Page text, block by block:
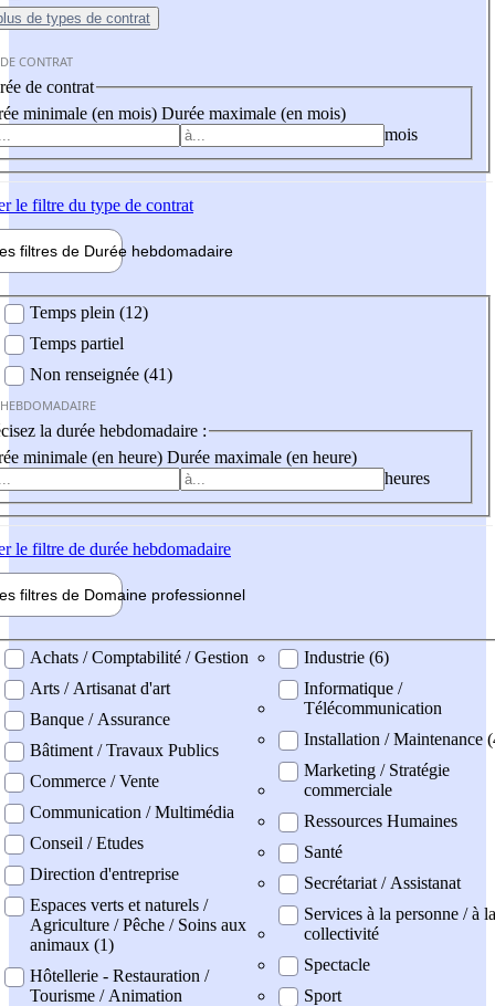
de types de contrat
CONTRAT
de contrat
minimale (en mois) Durée maximale (en mois)
mois
le filtre du type de contrat
filtres de Durée hebdomadaire
Temps plein (12)
Temps partiel
Non renseignée (41)
la durée hebdomadaire :
minimale (en heure) Durée maximale (en heure)
heures
le filtre de durée hebdomadaire
filtres de Domaine professionnel
professionel
Achats / Comptabilité / Gestion
Arts / Artisanat d'art
Banque / Assurance
Bâtiment / Travaux Publics
Commerce / Vente
Communication / Multimédia
Conseil / Etudes
Direction d'entreprise
Espaces verts et naturels /
Agriculture / Pêche / Soins aux
animaux (1)
Hôtellerie - Restauration /
Tourisme / Animation
Industrie (6)
Informatique /
Télécommunication
Installation / Maintenance
Marketing / Stratégie
commerciale
Ressources Humaines
Santé
Secrétariat / Assistanat
Services à la personne / à la
collectivité
Spectacle
Sport